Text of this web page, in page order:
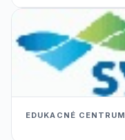
EDUKACNÉ CENTRUM